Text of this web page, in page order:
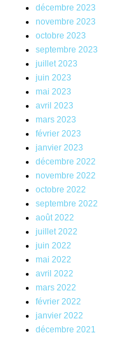
décembre 2023
novembre 2023
octobre 2023
septembre 2023
juillet 2023
juin 2023
mai 2023
avril 2023
mars 2023
février 2023
janvier 2023
décembre 2022
novembre 2022
octobre 2022
septembre 2022
août 2022
juillet 2022
juin 2022
mai 2022
avril 2022
mars 2022
février 2022
janvier 2022
décembre 2021